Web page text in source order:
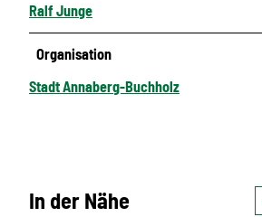
Ralf Junge
Organisation
Stadt Annaberg-Buchholz
In der Nähe